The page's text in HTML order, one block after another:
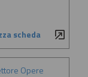
scheda
Opere